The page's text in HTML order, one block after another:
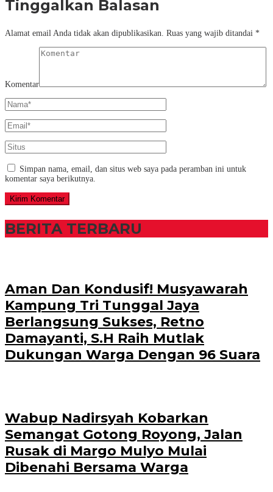
Tinggalkan Balasan
Alamat email Anda tidak akan dipublikasikan. Ruas yang wajib ditandai *
Komentar
Simpan nama, email, dan situs web saya pada peramban ini untuk
komentar saya berikutnya.
BERITA TERBARU
Aman Dan Kondusif! Musyawarah
Kampung Tri Tunggal Jaya
Berlangsung Sukses, Retno
Damayanti, S.H Raih Mutlak
Dukungan Warga Dengan 96 Suara
Wabup Nadirsyah Kobarkan
Semangat Gotong Royong, Jalan
Rusak di Margo Mulyo Mulai
Dibenahi Bersama Warga